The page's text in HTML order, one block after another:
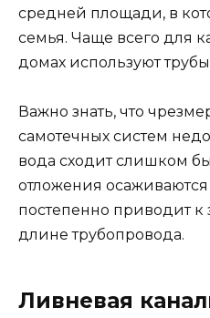
средней площади, в
семья. Чаще всего для
домах используют
Важно знать, что
самотечных систем
вода сходит слишком
отложения осаживаются
постепенно приводит
длине трубопровода.
Ливневая